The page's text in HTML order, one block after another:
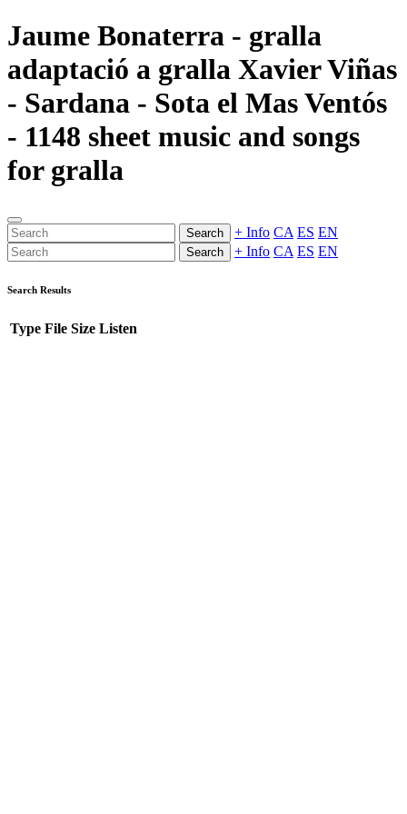
Jaume Bonaterra - gralla
adaptació a gralla Xavier Viñas
- Sardana - Sota el Mas Ventós
- 1148 sheet music and songs
for gralla
Search + Info CA ES EN
Search + Info CA ES EN
Search Results
Type File Size Listen